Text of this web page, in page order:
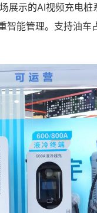
示的AI视频充电桩
智能管理。支持油